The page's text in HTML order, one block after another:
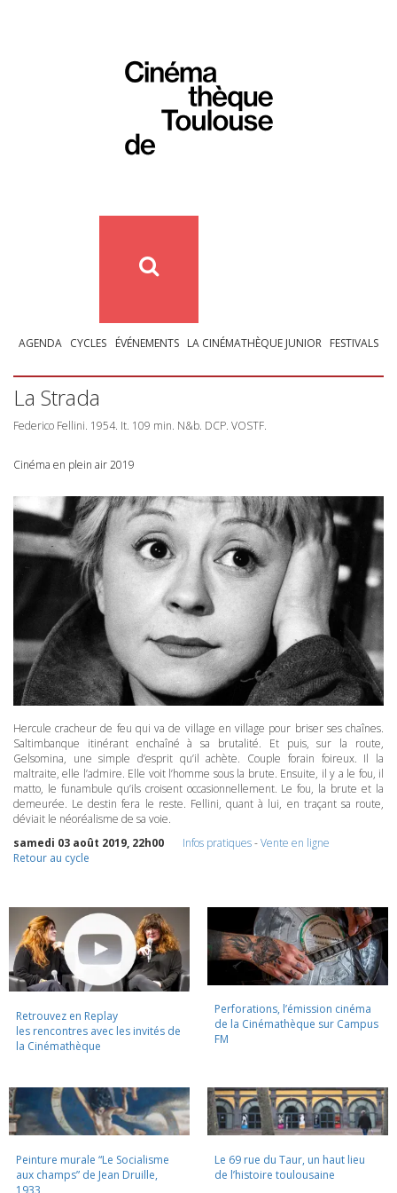
AGENDA CYCLES ÉVÉNEMENTS LA CINÉMATHÈQUE JUNIOR FESTIVALS
La Strada
Federico Fellini. 1954. It. 109 min. N&b. DCP. VOSTF.
Cinéma en plein air 2019
Hercule cracheur de feu qui va de village en village pour briser ses chaînes.
Saltimbanque itinérant enchaîné à sa brutalité. Et puis, sur la route,
Gelsomina, une simple d’esprit qu’il achète. Couple forain foireux. Il la
maltraite, elle l’admire. Elle voit l’homme sous la brute. Ensuite, il y a le fou, il
matto, le funambule qu’ils croisent occasionnellement. Le fou, la brute et la
demeurée. Le destin fera le reste. Fellini, quant à lui, en traçant sa route,
déviait le néoréalisme de sa voie.
samedi 03 août 2019, 22h00
Infos pratiques-Vente en ligne
Retour au cycle
Retrouvez en Replay
les rencontres avec les invités de
la Cinémathèque
Perforations, l’émission cinéma
de la Cinémathèque sur Campus
FM
Peinture murale “Le Socialisme
aux champs” de Jean Druille,
1933
Le 69 rue du Taur, un haut lieu
de l’histoire toulousaine